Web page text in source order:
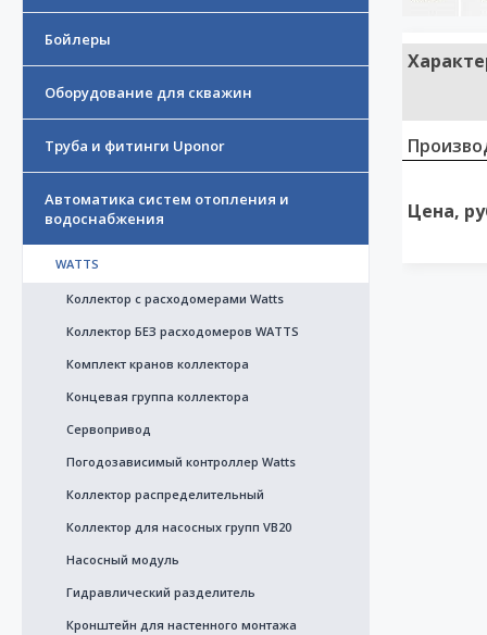
Бойлеры
Оборудование для скважин
Труба и фитинги Uponor
Автоматика систем отопления и
водоснабжения
WATTS
Коллектор с расходомерами Watts
Коллектор БЕЗ расходомеров WATTS
Комплект кранов коллектора
Концевая группа коллектора
Сервопривод
Погодозависимый контроллер Watts
Коллектор распределительный
Коллектор для насосных групп VB20
Насосный модуль
Гидравлический разделитель
Кронштейн для настенного монтажа
Цена,